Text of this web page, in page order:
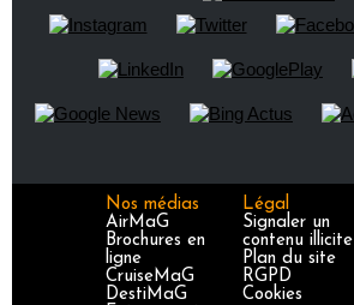
Nos médias
AirMaG
Brochures en
ligne
CruiseMaG
DestiMaG
Légal
Signaler un
contenu illicite
Plan du site
RGPD
Cookies